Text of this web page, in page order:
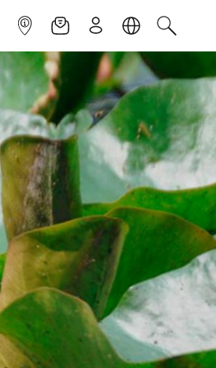
INFOPOINTNEWSLETTER
SUSCRÌBETE
IDIOMABUSCAR